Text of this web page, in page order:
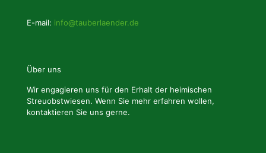
E-mail: info@tauberlaender.de
Über uns
Wir engagieren uns für den Erhalt der heimischen
Streuobstwiesen. Wenn Sie mehr erfahren wollen,
kontaktieren Sie uns gerne.